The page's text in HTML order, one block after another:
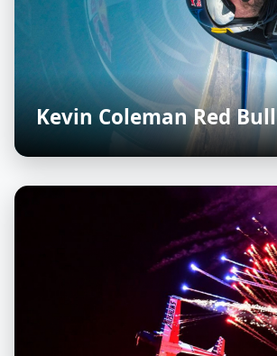
Kevin Coleman Red Bull